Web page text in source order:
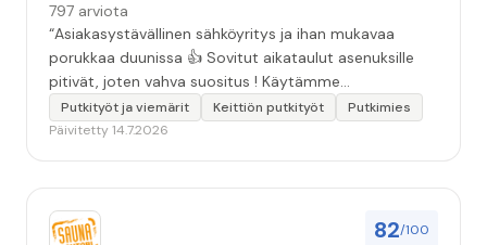
797 arviota
“Asiakasystävällinen sähköyritys ja ihan mukavaa
porukkaa duunissa 👍 Sovitut aikataulut asenuksille
pitivät, joten vahva suositus ! Käytämme
seuraavallakin kerralla!”
Putkityöt ja viemärit Keittiön putkityöt
Putkimies
Päivitetty 14.7.2026
82/100